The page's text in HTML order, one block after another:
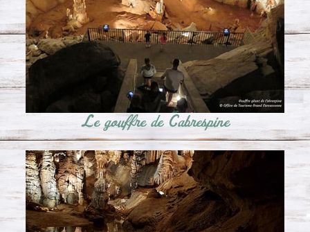
Le gouffre de Cabrespine